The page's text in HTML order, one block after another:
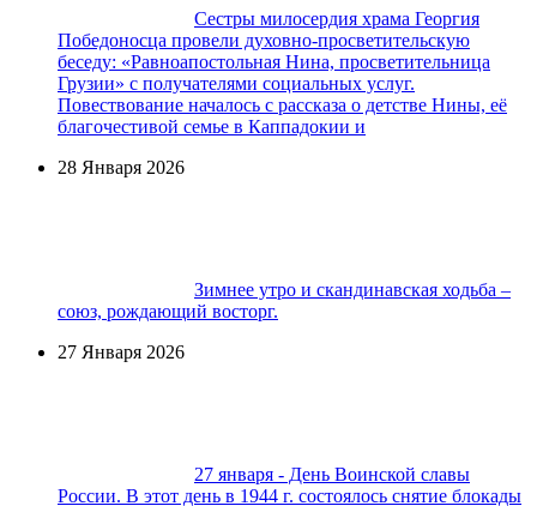
Сестры милосердия храма Георгия
Победоносца провели духовно-просветительскую
беседу: «Равноапостольная Нина, просветительница
Грузии» с получателями социальных услуг.
Повествование началось с рассказа о детстве Нины, её
благочестивой семье в Каппадокии и
28 Января 2026
Зимнее утро и скандинавская ходьба –
союз, рождающий восторг.
27 Января 2026
27 января - День Воинской славы
России. В этот день в 1944 г. состоялось снятие блокады